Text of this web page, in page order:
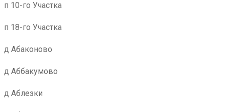
п 10-го Участка
п 18-го Участка
д Абаконово
д Аббакумово
д Аблезки